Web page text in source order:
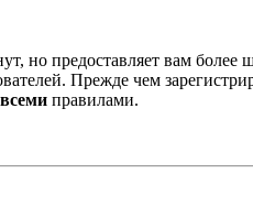
но предоставляет вам
Прежде чем
всеми правилами.